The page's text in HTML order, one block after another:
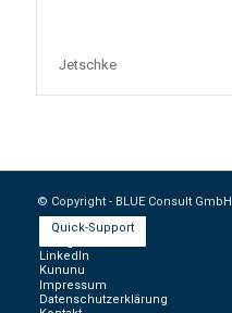
Jetschke
© Copyright - BLUE Consult GmbH
Quick-Support
LinkedIn
Kununu
Impressum
Datenschutzerklärung